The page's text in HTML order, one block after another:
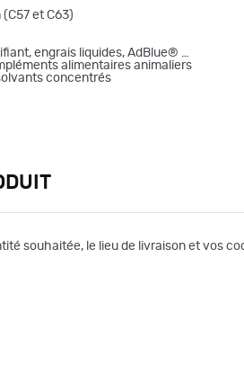
et C63)
engrais liquides, AdBlue® …
alimentaires animaliers
concentrés
souhaitée, le lieu de livraison et vos